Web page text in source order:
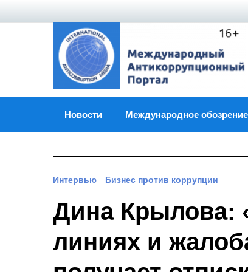
Новости Международное обозрение
Интервью Бизнес против коррупции
Дина Крылова:
линиях и